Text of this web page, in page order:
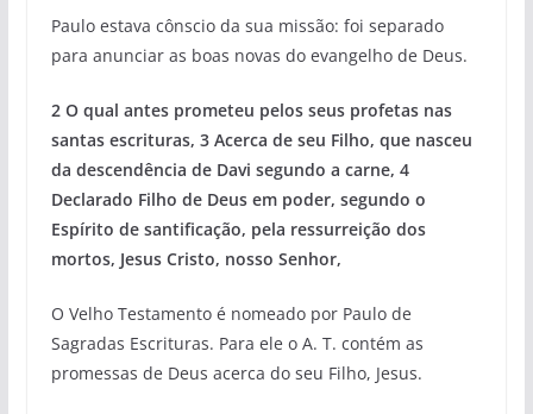
Paulo estava cônscio da sua missão: foi separado
para anunciar as boas novas do evangelho de Deus.
2 O qual antes prometeu pelos seus profetas nas
santas escrituras, 3 Acerca de seu Filho, que nasceu
da descendência de Davi segundo a carne, 4
Declarado Filho de Deus em poder, segundo o
Espírito de santificação, pela ressurreição dos
mortos, Jesus Cristo, nosso Senhor,
O Velho Testamento é nomeado por Paulo de
Sagradas Escrituras. Para ele o A. T. contém as
promessas de Deus acerca do seu Filho, Jesus.